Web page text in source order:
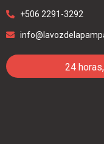
+506 2291-3292
24